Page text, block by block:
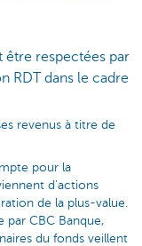
être respectées par
RDT dans le cadre
revenus à titre de
pour la
d’actions
de la plus-value.
par CBC Banque,
du fonds veillent